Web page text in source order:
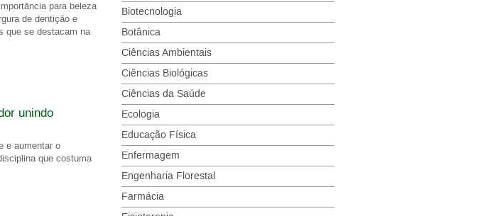
para beleza
de dentição e
que se destacam na
unindo
e aumentar o
que costuma
Biotecnologia
Botânica
Ciências Ambientais
Ciências Biológicas
Ciências da Saúde
Ecologia
Educação Física
Enfermagem
Engenharia Florestal
Farmácia